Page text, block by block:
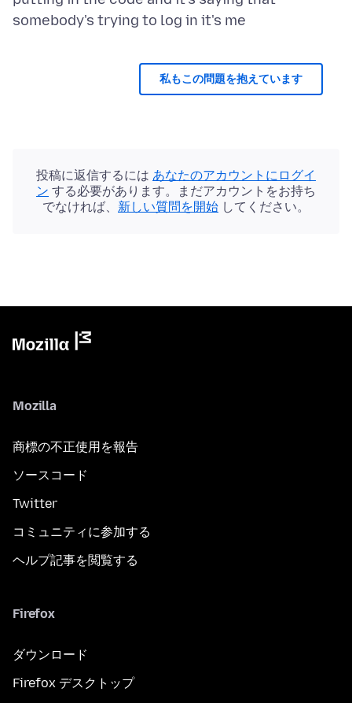
私もこの問題を抱えています
投稿に返信するには あなたのアカウントにログイ
ン する必要があります。まだアカウントをお持ち
でなければ、 新しい質問を開始 してください。
Mozilla
商標の不正使用を報告
ソースコード
Twitter
コミュニティに参加する
ヘルプ記事を閲覧する
Firefox
ダウンロード
Firefox デスクトップ